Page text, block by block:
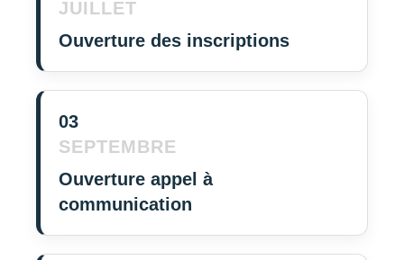
JUILLET
Ouverture des inscriptions
03
SEPTEMBRE
Ouverture appel à
communication